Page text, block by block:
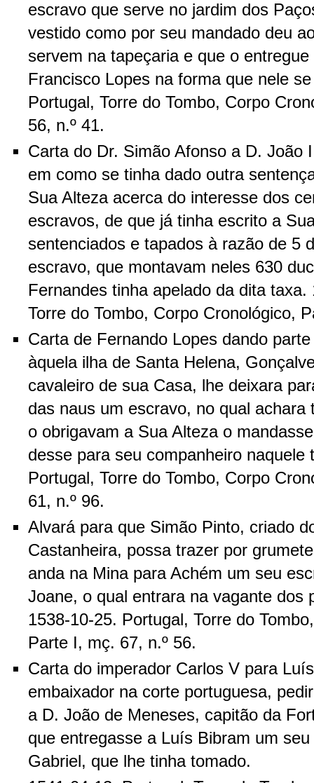
escravo que serve no jardim dos
vestido como por seu mandado deu
servem na tapeçaria e que o
Francisco Lopes na forma que nele
Portugal, Torre do Tombo, Corpo
56, n.º 41.
Carta do Dr. Simão Afonso a D. João
em como se tinha dado outra
Sua Alteza acerca do interesse dos
escravos, de que já tinha escrito a
sentenciados e tapados à razão de 5
escravo, que montavam neles 630
Fernandes tinha apelado da dita
Torre do Tombo, Corpo Cronológico,
Carta de Fernando Lopes dando
àquela ilha de Santa Helena,
cavaleiro de sua Casa, lhe deixara
das naus um escravo, no qual achara
o obrigavam a Sua Alteza o
desse para seu companheiro naquele
Portugal, Torre do Tombo, Corpo
61, n.º 96.
Alvará para que Simão Pinto, criado
Castanheira, possa trazer por
anda na Mina para Achém um seu
Joane, o qual entrara na vagante dos
1538-10-25. Portugal, Torre do
Parte I, mç. 67, n.º 56.
Carta do imperador Carlos V para
embaixador na corte portuguesa,
a D. João de Meneses, capitão da
que entregasse a Luís Bibram um
Gabriel, que lhe tinha tomado.